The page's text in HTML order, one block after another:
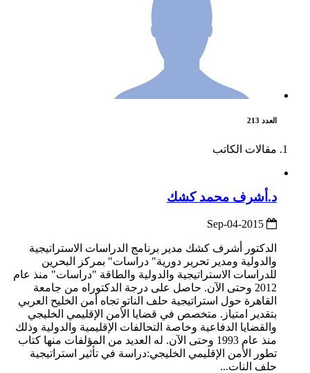
العدد 213
مقالات الكاتب
د.أشرف محمد كشك
الدكتور أشرف كشك مدير برنامج الدراسات الاستراتيجية
والدولية ومدير تحرير دورية" دراسات" بمركز البحرين
للدراسات الاستراتيجية والدولية والطاقة "دراسات" منذ عام
2012 وحتى الآن. حاصل على درجة الدكتوراه من جامعة
القاهرة حول استراتيجية حلف الناتو تجاه أمن الخليح العربي
بتقدير امتياز. متخصص في قضايا الأمن الإقليمي الخليجي
والقضايا الدفاعية وخاصة التحالفات الإقليمية والدولية وذلك
منذ عام 1993 وحتى الآن. له العديد من المؤلفات منها كتاب
تطور الأمن الإقليمي الخليجي:دراسة في تأثير استراتيجية
حلف النات...